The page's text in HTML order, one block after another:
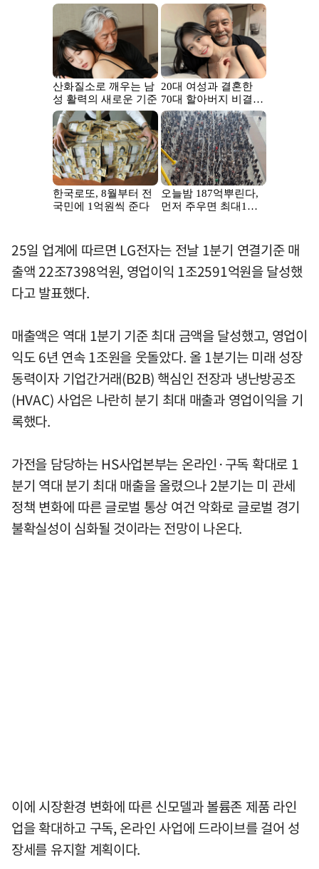
25일 업계에 따르면 LG전자는 전날 1분기 연결기준 매
출액 22조7398억원, 영업이익 1조2591억원을 달성했
다고 발표했다.
매출액은 역대 1분기 기준 최대 금액을 달성했고, 영업이
익도 6년 연속 1조원을 웃돌았다. 올 1분기는 미래 성장
동력이자 기업간거래(B2B) 핵심인 전장과 냉난방공조
(HVAC) 사업은 나란히 분기 최대 매출과 영업이익을 기
록했다.
가전을 담당하는 HS사업본부는 온라인·구독 확대로 1
분기 역대 분기 최대 매출을 올렸으나 2분기는 미 관세
정책 변화에 따른 글로벌 통상 여건 악화로 글로벌 경기
불확실성이 심화될 것이라는 전망이 나온다.
이에 시장환경 변화에 따른 신모델과 볼륨존 제품 라인
업을 확대하고 구독, 온라인 사업에 드라이브를 걸어 성
장세를 유지할 계획이다.